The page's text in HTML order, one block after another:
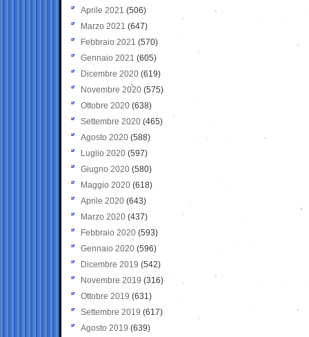
Aprile 2021 (506)
Marzo 2021 (647)
Febbraio 2021 (570)
Gennaio 2021 (605)
Dicembre 2020 (619)
Novembre 2020 (575)
Ottobre 2020 (638)
Settembre 2020(465)
Agosto 2020 (588)
Luglio 2020 (597)
Giugno 2020 (580)
Maggio 2020 (618)
Aprile 2020 (643)
Marzo 2020 (437)
Febbraio 2020 (593)
Gennaio 2020 (596)
Dicembre 2019 (542)
Novembre 2019 (316)
Ottobre 2019 (631)
Settembre 2019 (617)
Agosto 2019 (639)